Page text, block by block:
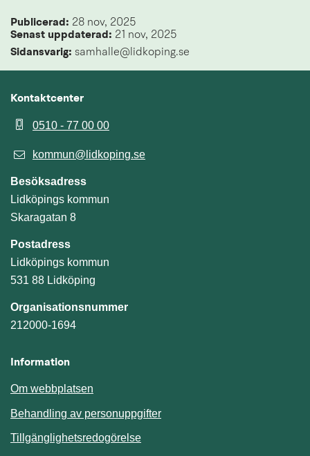
Publicerad: 28 nov, 2025
Senast uppdaterad: 21 nov, 2025
Sidansvarig: samhalle@lidkoping.se
Kontaktcenter
0510 - 77 00 00
kommun@lidkoping.se
Besöksadress
Lidköpings kommun
Skaragatan 8
Postadress
Lidköpings kommun
531 88 Lidköping
Organisationsnummer
212000-1694
Information
Om webbplatsen
Behandling av personuppgifter
Tillgänglighetsredogörelse